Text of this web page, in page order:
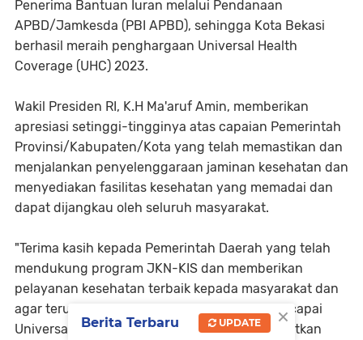
Penerima Bantuan Iuran melalui Pendanaan
APBD/Jamkesda (PBI APBD), sehingga Kota Bekasi
berhasil meraih penghargaan Universal Health
Coverage (UHC) 2023.
Wakil Presiden RI, K.H Ma'aruf Amin, memberikan
apresiasi setinggi-tingginya atas capaian Pemerintah
Provinsi/Kabupaten/Kota yang telah memastikan dan
menjalankan penyelenggaraan jaminan kesehatan dan
menyediakan fasilitas kesehatan yang memadai dan
dapat dijangkau oleh seluruh masyarakat.
"Terima kasih kepada Pemerintah Daerah yang telah
mendukung program JKN-KIS dan memberikan
pelayanan kesehatan terbaik kepada masyarakat dan
agar teruskan dukungan bersama untuk mencapai
Universal Health Coverage (UHC) yang ditargetkan
×
Berita Terbaru UPDATE